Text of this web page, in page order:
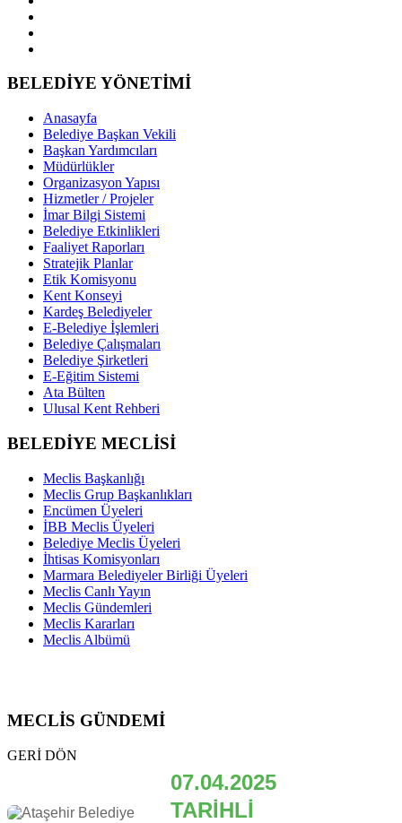
BELEDİYE YÖNETİMİ
Anasayfa
Belediye Başkan Vekili
Başkan Yardımcıları
Müdürlükler
Organizasyon Yapısı
Hizmetler / Projeler
İmar Bilgi Sistemi
Belediye Etkinlikleri
Faaliyet Raporları
Stratejik Planlar
Etik Komisyonu
Kent Konseyi
Kardeş Belediyeler
E-Belediye İşlemleri
Belediye Çalışmaları
Belediye Şirketleri
E-Eğitim Sistemi
Ata Bülten
Ulusal Kent Rehberi
BELEDİYE MECLİSİ
Meclis Başkanlığı
Meclis Grup Başkanlıkları
Encümen Üyeleri
İBB Meclis Üyeleri
Belediye Meclis Üyeleri
İhtisas Komisyonları
Marmara Belediyeler Birliği Üyeleri
Meclis Canlı Yayın
Meclis Gündemleri
Meclis Kararları
Meclis Albümü
MECLİS GÜNDEMİ
GERİ DÖN
07.04.2025
TARİHLİ